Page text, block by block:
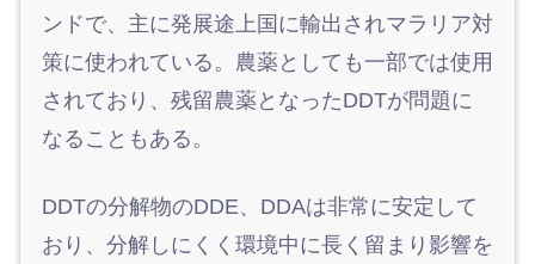
ンドで、主に発展途上国に輸出されマラリア対
策に使われている。農薬としても一部では使用
されており、残留農薬となったDDTが問題に
なることもある。
DDTの分解物のDDE、DDAは非常に安定して
おり、分解しにくく環境中に長く留まり影響を